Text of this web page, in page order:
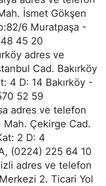
İsmet Gökşen
6 Muratpaşa -
45 20
adres ve
Cad. Bakırköy
4 D: 14 Bakırköy -
52 59
adres ve telefon
Mah. Çekirge Cad.
2 D: 4
(0224) 225 64 10
adres ve telefon
2. Ticari Yol